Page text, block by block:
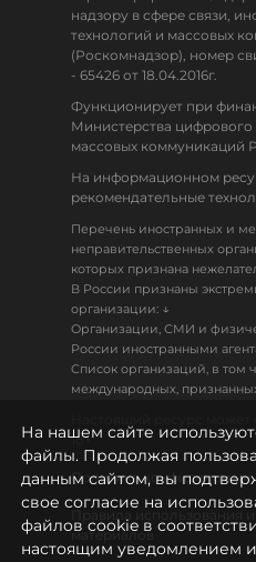
надзору в сфере связи,
технологий и массовых
(Роскомнадзор), номер
- 65426 от 18.04.2016г.
Функционирует при
Министерства цифрового
массовых коммуникаций
На информационном
рекомендательные
Перечень иностранных и
неправительственных
которых признана
В России признаны
организации: ↓
Организации, СМИ и
России иностранными
Список организаций, в том
международных,
18+
Политика
Правила использования
материалов
На нашем сайте
файлы. Продолжая
данным сайтом, вы
свое согласие на
файлов cookie в
настоящим уведомлением и